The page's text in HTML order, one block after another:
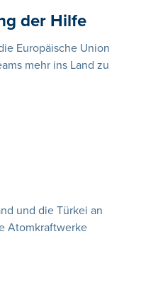
der Hilfe
Europäische Union
mehr ins Land zu
und die Türkei an
Atomkraftwerke